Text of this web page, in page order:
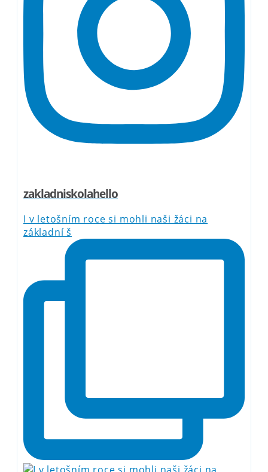
zakladniskolahello
I v letošním roce si mohli naši žáci na
základní š